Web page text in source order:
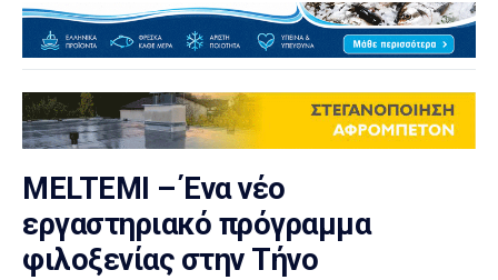
MELTEMI – Ένα νέο
εργαστηριακό πρόγραμμα
φιλοξενίας στην Τήνο